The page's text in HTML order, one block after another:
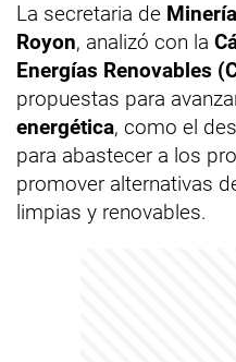
La secretaria de Minería
Royon, analizó con la
Energías Renovables
propuestas para
energética, como el
para abastecer a los
promover alternativas
limpias y renovables.